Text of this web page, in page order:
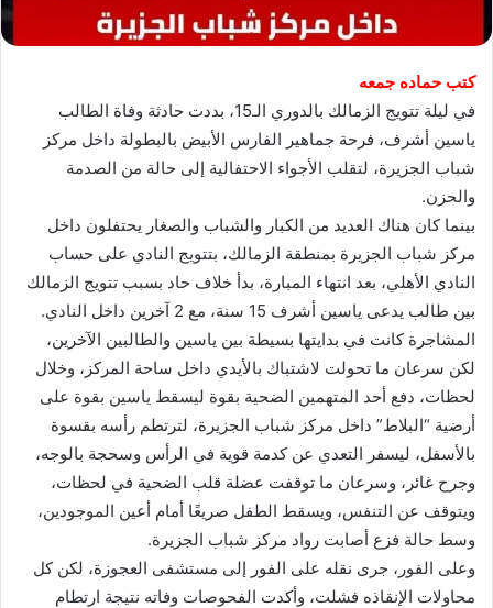
كتب حماده جمعه
في ليلة تتويج الزمالك بالدوري الـ15، بددت حادثة وفاة الطالب
ياسين أشرف، فرحة جماهير الفارس الأبيض بالبطولة داخل مركز
شباب الجزيرة، لتقلب الأجواء الاحتفالية إلى حالة من الصدمة
والحزن.
بينما كان هناك العديد من الكبار والشباب والصغار يحتفلون داخل
مركز شباب الجزيرة بمنطقة الزمالك، بتتويج النادي على حساب
النادي الأهلي، بعد انتهاء المبارة، بدأ خلاف حاد بسبب تتويج الزمالك
بين طالب يدعى ياسين أشرف 15 سنة، مع 2 آخرين داخل النادي.
المشاجرة كانت في بدايتها بسيطة بين ياسين والطالبين الآخرين،
لكن سرعان ما تحولت لاشتباك بالأيدي داخل ساحة المركز، وخلال
لحظات، دفع أحد المتهمين الضحية بقوة ليسقط ياسين بقوة على
أرضية “البلاط” داخل مركز شباب الجزيرة، لترتطم رأسه بقسوة
بالأسفل، ليسفر التعدي عن كدمة قوية في الرأس وسحجة بالوجه،
وجرح غائر، وسرعان ما توقفت عضلة قلب الضحية في لحظات،
ويتوقف عن التنفس، ويسقط الطفل صريعًا أمام أعين الموجودين،
وسط حالة فزع أصابت رواد مركز شباب الجزيرة.
وعلى الفور، جرى نقله على الفور إلى مستشفى العجوزة، لكن كل
محاولات الإنقاذه فشلت، وأكدت الفحوصات وفاته نتيجة ارتطام